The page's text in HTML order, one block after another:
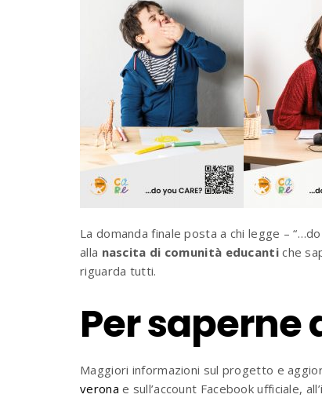
La domanda finale posta a chi legge –
alla nascita di comunità educantiche
riguarda tutti.
Per saperne
Maggiori informazioni sul progetto e
verona e sull’account Facebook ufficiale,